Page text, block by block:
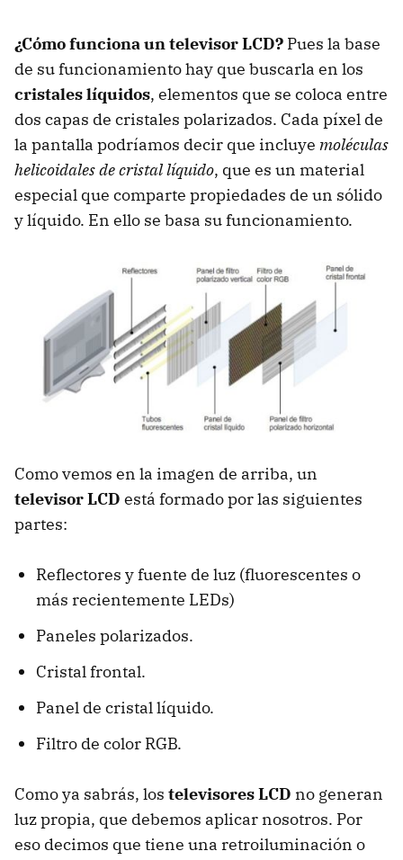
¿Cómo funciona un televisor LCD? Pues la base
de su funcionamiento hay que buscarla en los
cristales líquidos, elementos que se coloca entre
dos capas de cristales polarizados. Cada píxel de
la pantalla podríamos decir que incluye moléculas
helicoidales de cristal líquido, que es un material
especial que comparte propiedades de un sólido
y líquido. En ello se basa su funcionamiento.
Como vemos en la imagen de arriba, un
televisor LCD está formado por las siguientes
partes:
Reflectores y fuente de luz (fluorescentes o
más recientemente LEDs)
Paneles polarizados.
Cristal frontal.
Panel de cristal líquido.
Filtro de color RGB.
Como ya sabrás, los televisores LCD no generan
luz propia, que debemos aplicar nosotros. Por
eso decimos que tiene una retroiluminación o